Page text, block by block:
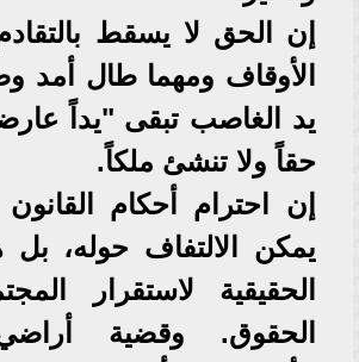
إن الحق لا يسقط
الأوقاف ومهما طال أمد
يد الغاصب تبقى "يداً
حقاً ولا تنشئ ملكاً.
إن احترام أحكام
يمكن الالتفاف حوله، بل
الحقيقية لاستقرار
الحقوق. وقضية